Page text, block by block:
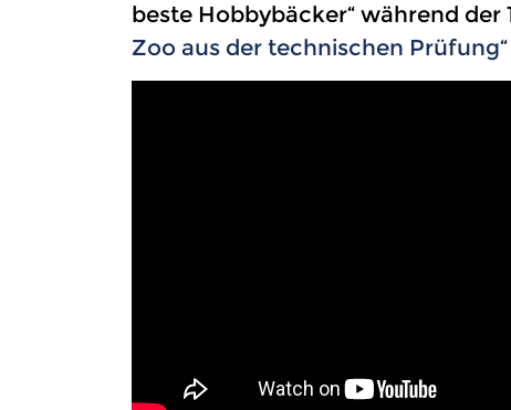
beste Hobbybäcker“ während
Zoo aus der technischen Prüfung“